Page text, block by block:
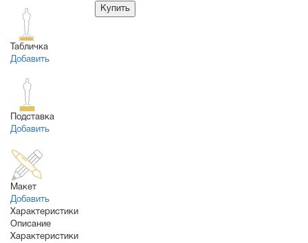
Табличка
Добавить
Подставка
Добавить
Макет
Добавить
Купить
Характеристики
Описание
Характеристики